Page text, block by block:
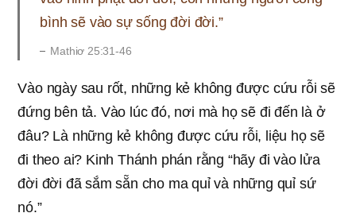
bình sẽ vào sự sống đời đời.”
Mathiơ 25:31-46
Vào ngày sau rốt, những kẻ không được cứu rỗi sẽ
đứng bên tả. Vào lúc đó, nơi mà họ sẽ đi đến là ở
đâu? Là những kẻ không được cứu rỗi, liệu họ sẽ
đi theo ai? Kinh Thánh phán rằng “hãy đi vào lửa
đời đời đã sắm sẵn cho ma quỉ và những quỉ sứ
nó.”